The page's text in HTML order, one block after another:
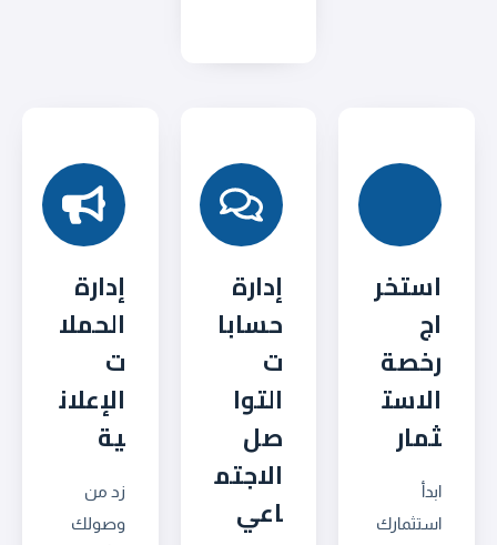
استخر
اج
رخصة
الاست
ثمار
ابدأ
استثمارك
إدارة
حسابا
ت
التوا
صل
الاجتم
اعي
إدارة
الحملا
ت
الإعلان
ية
زد من
وصولك